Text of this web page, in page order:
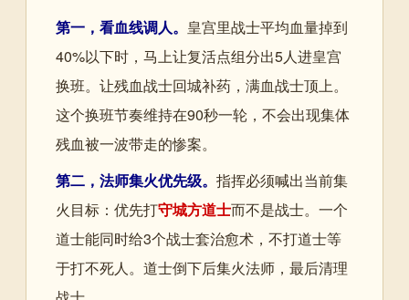
第一，看血线调人。 皇宫里战士平均血量掉到
40%以下时，马上让复活点组分出5人进皇宫
换班。让残血战士回城补药，满血战士顶上。
这个换班节奏维持在90秒一轮，不会出现集体
残血被一波带走的惨案。
第二，法师集火优先级。 指挥必须喊出当前集
火目标：优先打守城方道士而不是战士。一个
道士能同时给3个战士套治愈术，不打道士等
于打不死人。道士倒下后集火法师，最后清理